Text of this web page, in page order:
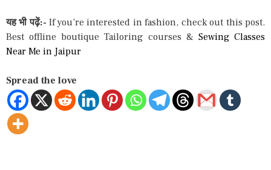
यह भी पढ़ें:- If you’re interested in fashion, check out this post.
Best offline boutique Tailoring courses & Sewing Classes
Near Me in Jaipur
Spread the love